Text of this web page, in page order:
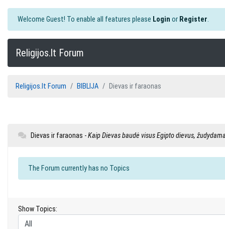
Welcome Guest! To enable all features please Login or Register.
Religijos.lt Forum
Religijos.lt Forum BIBLIJA Dievas ir faraonas
Dievas ir faraonas -Kaip Dievas baudė visus Egipto dievus,
The Forum currently has no Topics
Show Topics: